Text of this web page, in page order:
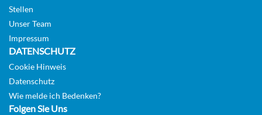
Stellen
Unser Team
Impressum
DATENSCHUTZ
Cookie Hinweis
Datenschutz
Wie melde ich Bedenken?
Folgen Sie Uns